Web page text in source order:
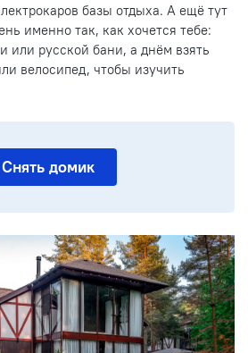
базы отдыха. А ещё тут
именно так, как хочется тебе:
или русской бани, а днём взять
велосипед, чтобы изучить
Снять домик